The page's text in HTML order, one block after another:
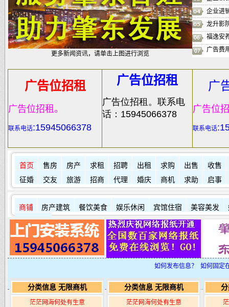
更多新闻资讯，请单击上图进行浏览
企业进
龙升影
福逸安
广告费
广告位招租
广告位招租。
联系电话:15945066378
广告位招租
广告位招租。联系电
话：15945066378
广
广告位
联系电话
首页 售房 房产 求租 招聘 出租 求购 出售
收售
征婚
交友 旅游 招商 代理 婚庆 商机 求助 启事
商铺 房产建筑 餐饮美食 娱乐休闲 宾馆住宿 美容美发
其它店铺
如何发布信息？ 如何固定
分类信息 无限商机
茫茫网海何处有生意
分类信息 无限商机
茫茫网海何处有生意